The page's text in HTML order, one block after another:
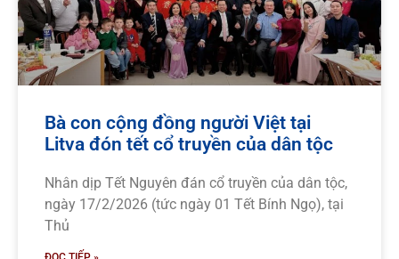
Bà con cộng đồng người Việt tại
Litva đón tết cổ truyền của dân tộc
Nhân dịp Tết Nguyên đán cổ truyền của dân tộc,
ngày 17/2/2026 (tức ngày 01 Tết Bính Ngọ), tại
Thủ